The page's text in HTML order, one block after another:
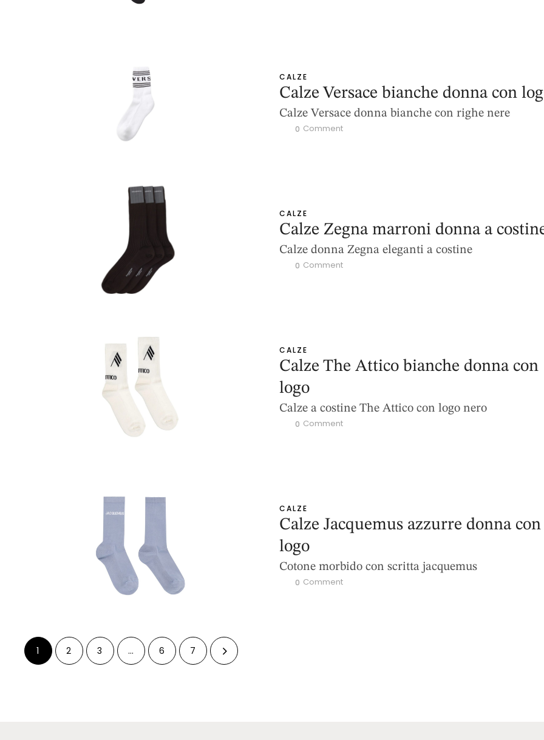
CALZE
Calze Versace bianche donna con
Calze Versace donna bianche con righe nere
0 Comment
CALZE
Calze Zegna marroni donna a
Calze donna Zegna eleganti a costine
0 Comment
CALZE
Calze The Attico bianche donna con
logo
Calze a costine The Attico con logo nero
0 Comment
CALZE
Calze Jacquemus azzurre donna con
logo
Cotone morbido con scritta jacquemus
0 Comment
1 2 3 … 6 7